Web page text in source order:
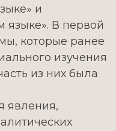
и
языке». В первой
которые ранее
изучения
из них была
явления,